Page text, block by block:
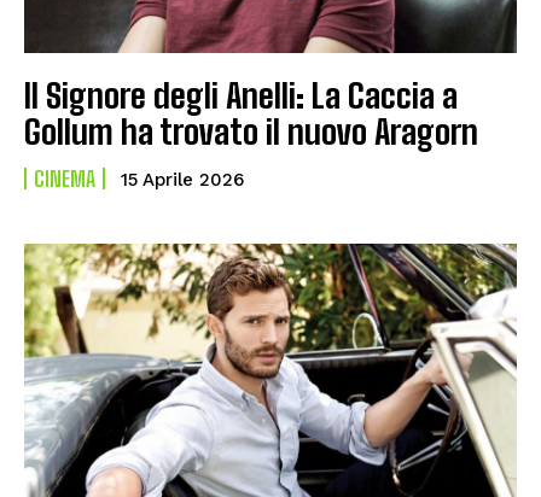
Il Signore degli Anelli: La Caccia a
Gollum ha trovato il nuovo Aragorn
CINEMA 15 Aprile 2026